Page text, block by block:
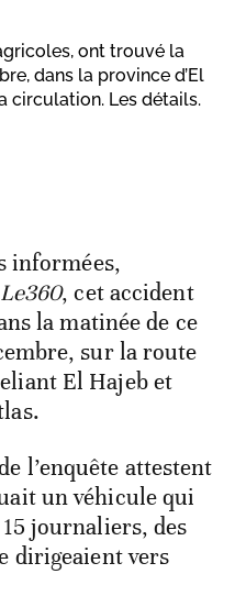
ont trouvé la
dans la province d’El
circulation. Les détails.
informées,
Le360, cet accident
la matinée de ce
sur la route
El Hajeb et
l’enquête attestent
un véhicule qui
journaliers, des
dirigeaient vers